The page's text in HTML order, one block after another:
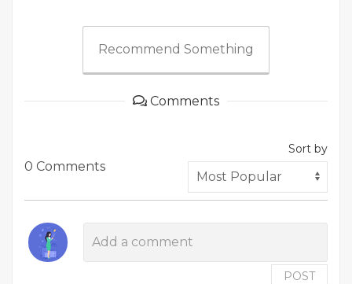
Recommend Something
Comments
0 Comments
Sort by
POST